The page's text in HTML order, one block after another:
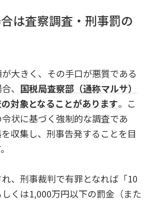
は査察調査・刑事罰の
大きく、その手口が悪質である
、 国税局査察部（通称マルサ）
対象となることがあります。こ
状に基づく強制的な調査であ
収集し、刑事告発することを目
、刑事裁判で有罪となれば「10
くは1,000万円以下の罰金（また